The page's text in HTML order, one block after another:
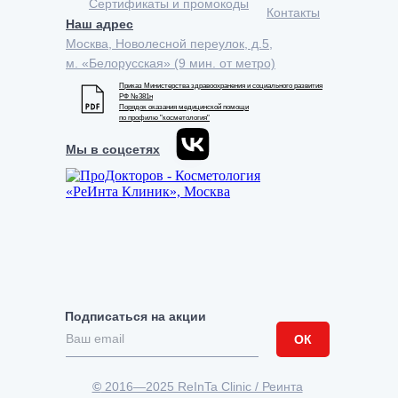
Наш адрес
Москва, Новолесной переулок, д.5,
м. «Белорусская» (9 мин. от метро)
Подписаться на акции
ОК
©2016—2025 ReInTa Clinic / Реинта
Контакты
Приказ Министерства здравоохранения и социального развития
РФ №381н
Порядок оказания медицинской помощи
по профилю "косметология"
Мы в соцсетях
Сертификаты и промокоды